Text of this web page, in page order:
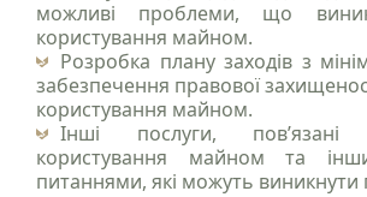
можливі проблеми, що
користування майном.
Розробка плану заходів з
забезпечення правової
користування майном.
Інші послуги,
користування майном та
питаннями, які можуть виникнути